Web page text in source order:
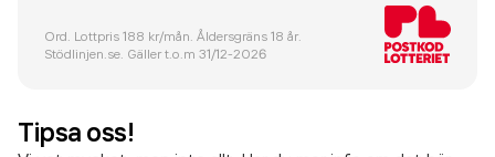
Ord. Lottpris 188 kr/mån. Åldersgräns 18 år.
Stödlinjen.se. Gäller t.o.m 31/12-2026
Tipsa oss!